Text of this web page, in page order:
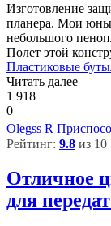
Изготовление
планера. Мои
небольшого
Полет этой
Пластиковые
Читать далее
1 918
0
Olegss R
Рейтинг: 9.8 из 10
Отличное
для